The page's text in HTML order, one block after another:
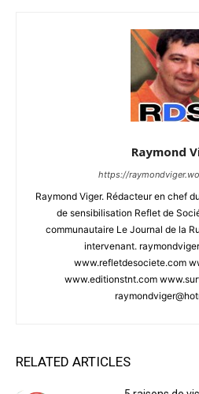
Raymond
https://
Raymond Viger. Rédacteur en chef
de sensibilisation Reflet de
communautaire Le Journal de la
intervenant.
www.refletdesociete.com
www.editionstnt.com
RELATED ARTICLES